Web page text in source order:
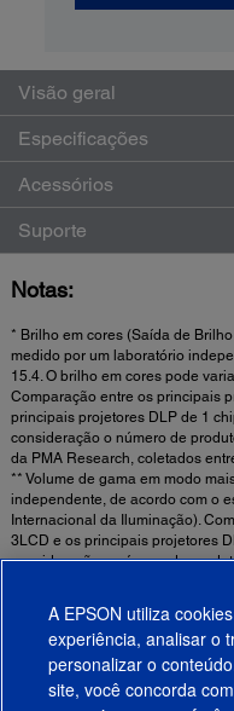
Visão geral
Especificações
Acessórios
Suporte
Notas:
* Brilho em cores (Saída de
medido por um laboratório
15.4. O brilho em cores pode
Comparação entre os principais
principais projetores DLP de 1
consideração o número de
da PMA Research, coletados
** Volume de gama em modo
independente, de acordo com o
Internacional da Iluminação).
3LCD e os principais projetores
consideração o número de
Informações de Segurança
Fixos ►
A EPSON utiliza
experiência, analisar o
personalizar o
site, você concorda